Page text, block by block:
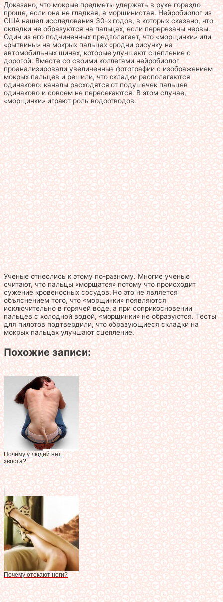
Доказано, что мокрые предметы удержать в руке гораздо
проще, если она не гладкая, а морщинистая. Нейробиолог из
США нашел исследования 30-х годов, в которых сказано, что
складки не образуются на пальцах, если перерезаны нервы.
Один из его подчиненных предполагает, что «морщинки» или
«рытвины» на мокрых пальцах сродни рисунку на
автомобильных шинах, которые улучшают сцепление с
дорогой. Вместе со своими коллегами нейробиолог
проанализировали увеличенные фотографии с изображением
мокрых пальцев и решили, что складки располагаются
одинаково: каналы расходятся от подушечек пальцев
одинаково и совсем не пересекаются. В этом случае,
«морщинки» играют роль водоотводов.
Ученые отнеслись к этому по-разному. Многие ученые
считают, что пальцы «морщатся» потому что происходит
сужение кровеносных сосудов. Но это не является
объяснением того, что «морщинки» появляются
исключительно в горячей воде, а при соприкосновении
пальцев с холодной водой, «морщинки» не образуются. Тесты
для пилотов подтвердили, что образующиеся складки на
мокрых пальцах улучшают сцепление.
Похожие записи:
Почему у людей нет
хвоста?
Почему отекают ноги?